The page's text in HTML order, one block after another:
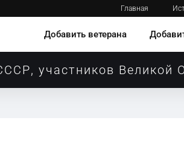
Главная
Добавить ветерана
участников Великой